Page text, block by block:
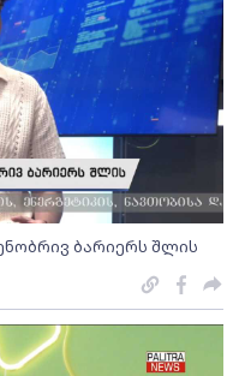
ბარიერს შლის